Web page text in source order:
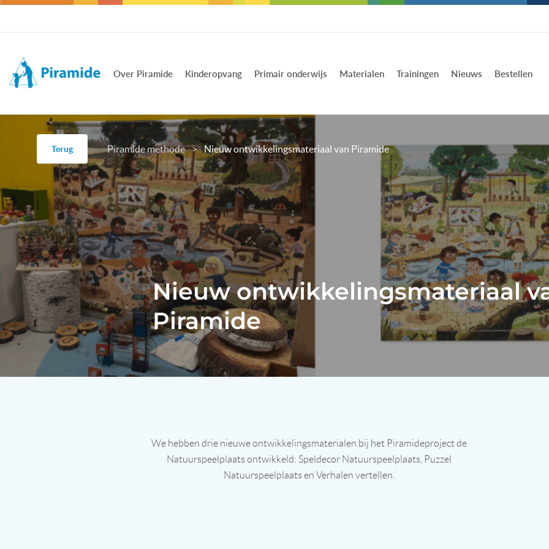
Over Piramide Kinderopvang Primair onderwijs Materialen Trainingen Nieuws Bestellen
Terug Piramide methode > Nieuw ontwikkelingsmateriaal van Piramide
Nieuw ontwikkelingsmateriaal
Piramide
We hebben drie nieuwe ontwikkelingsmaterialen bij het Piramideproject de
Natuurspeelplaats ontwikkeld: Speldecor Natuurspeelplaats, Puzzel
Natuurspeelplaats en Verhalen vertellen.